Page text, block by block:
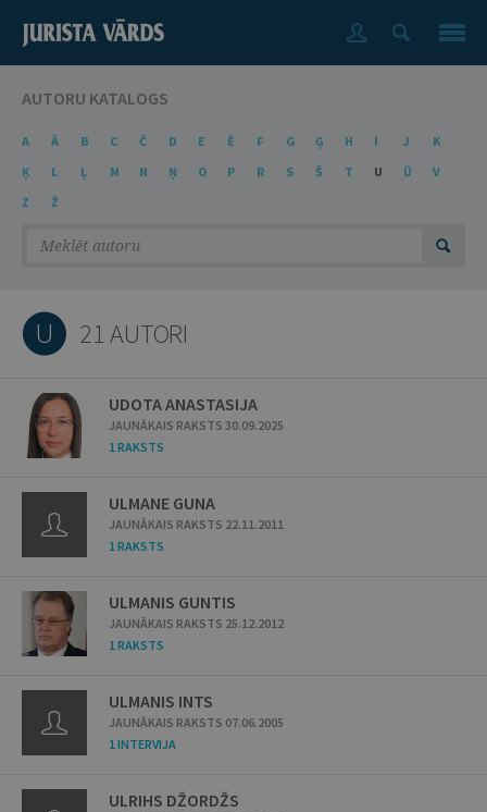
AUTORU KATALOGS
A Ā B C Č D E Ē F G Ģ H I J
K
Ķ
L Ļ M N Ņ O P R S Š T U Ū
V
Z
Ž
U 21 AUTORI
UDOTA ANASTASIJA
JAUNĀKAIS RAKSTS 30.09.2025
1 RAKSTS
ULMANE GUNA
JAUNĀKAIS RAKSTS 22.11.2011
1 RAKSTS
ULMANIS GUNTIS
JAUNĀKAIS RAKSTS 25.12.2012
1 RAKSTS
ULMANIS INTS
JAUNĀKAIS RAKSTS 07.06.2005
1 INTERVIJA
ULRIHS DŽORDŽS